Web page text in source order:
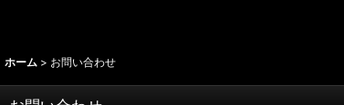
ホーム > お問い合わせ